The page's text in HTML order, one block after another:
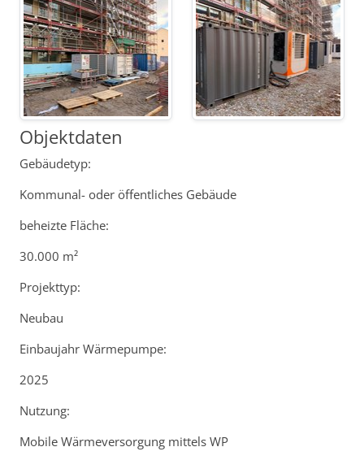
Objektdaten
Gebäudetyp:
Kommunal- oder öffentliches Gebäude
beheizte Fläche:
30.000 m²
Projekttyp:
Neubau
Einbaujahr Wärmepumpe:
2025
Nutzung:
Mobile Wärmeversorgung mittels WP